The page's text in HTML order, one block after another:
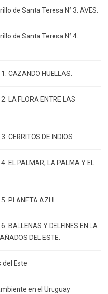
de Santa Teresa N° 3. AVES.
de Santa Teresa N° 4.
CAZANDO HUELLAS.
LA FLORA ENTRE LAS
CERRITOS DE INDIOS.
EL PALMAR, LA PALMA Y EL
PLANETA AZUL.
BALLENAS Y DELFINES EN LA
DEL ESTE.
del Este
en el Uruguay